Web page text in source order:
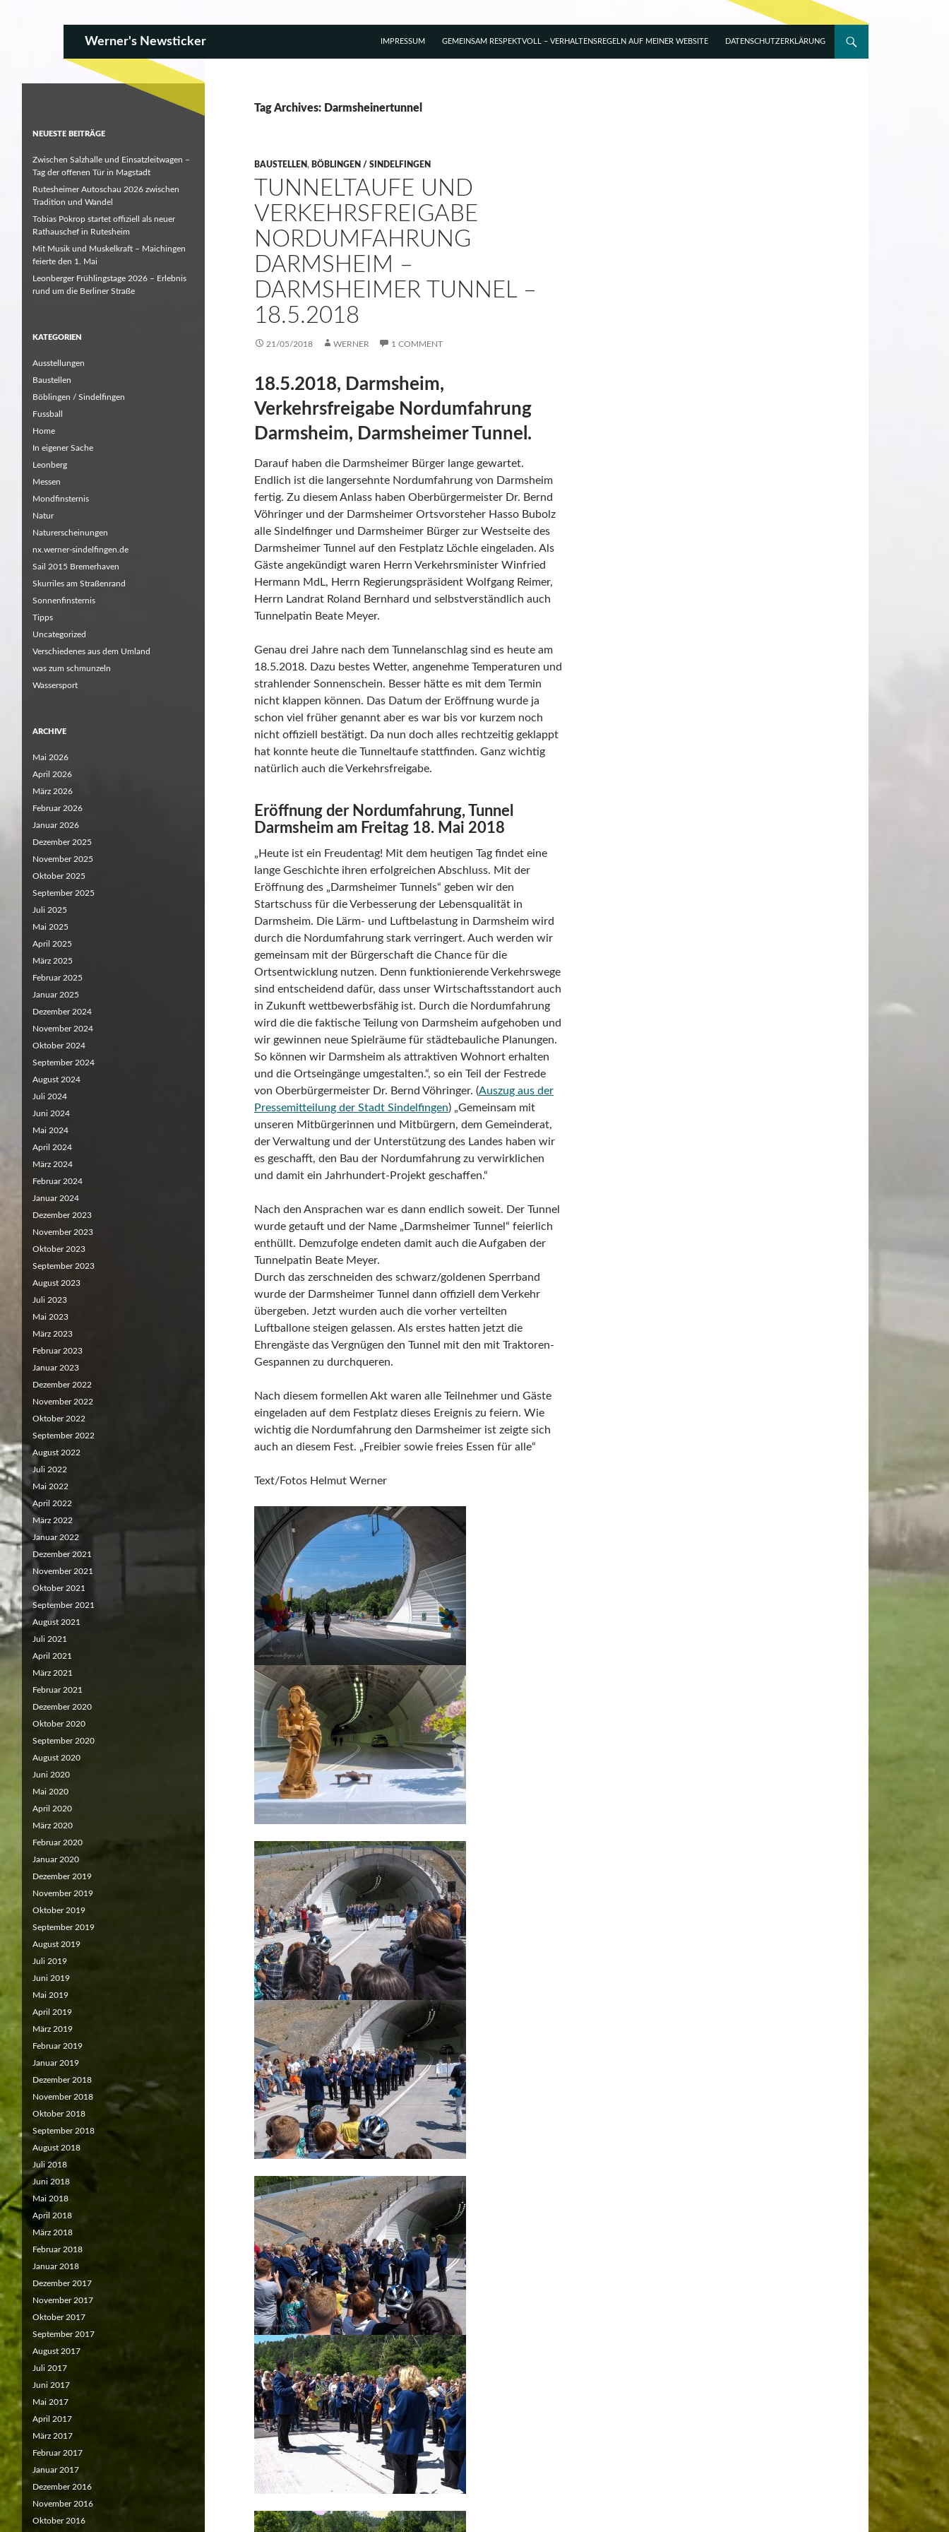
Werner's Newsticker
DATENSCHUTZERKLÄRUNG
GEMEINSAM RESPEKTVOLL – VERHALTENSREGELN AUF MEINER WEBSITE
IMPRESSUM
Tag Archives: Darmsheinertunnel
BAUSTELLEN, BÖBLINGEN / SINDELFINGEN
TUNNELTAUFE UND
VERKEHRSFREIGABE
NORDUMFAHRUNG
DARMSHEIM –
DARMSHEIMER TUNNEL –
18.5.2018
21/05/2018 WERNER 1 COMMENT
18.5.2018, Darmsheim,
Verkehrsfreigabe Nordumfahrung
Darmsheim, Darmsheimer Tunnel.
Darauf haben die Darmsheimer Bürger lange gewartet.
Endlich ist die langersehnte Nordumfahrung von Darmsheim
fertig. Zu diesem Anlass haben Oberbürgermeister Dr. Bernd
Vöhringer und der Darmsheimer Ortsvorsteher Hasso Bubolz
alle Sindelfinger und Darmsheimer Bürger zur Westseite des
Darmsheimer Tunnel auf den Festplatz Löchle eingeladen. Als
Gäste angekündigt waren Herrn Verkehrsminister Winfried
Hermann MdL, Herrn Regierungspräsident Wolfgang Reimer,
Herrn Landrat Roland Bernhard und selbstverständlich auch
Tunnelpatin Beate Meyer.
Genau drei Jahre nach dem Tunnelanschlag sind es heute am
18.5.2018. Dazu bestes Wetter, angenehme Temperaturen und
strahlender Sonnenschein. Besser hätte es mit dem Termin
nicht klappen können. Das Datum der Eröffnung wurde ja
schon viel früher genannt aber es war bis vor kurzem noch
nicht offiziell bestätigt. Da nun doch alles rechtzeitig geklappt
hat konnte heute die Tunneltaufe stattfinden. Ganz wichtig
natürlich auch die Verkehrsfreigabe.
Eröffnung der Nordumfahrung, Tunnel
Darmsheim am Freitag 18. Mai 2018
„Heute ist ein Freudentag! Mit dem heutigen Tag findet eine
lange Geschichte ihren erfolgreichen Abschluss. Mit der
Eröffnung des „Darmsheimer Tunnels“ geben wir den
Startschuss für die Verbesserung der Lebensqualität in
Darmsheim. Die Lärm- und Luftbelastung in Darmsheim wird
durch die Nordumfahrung stark verringert. Auch werden wir
gemeinsam mit der Bürgerschaft die Chance für die
Ortsentwicklung nutzen. Denn funktionierende Verkehrswege
sind entscheidend dafür, dass unser Wirtschaftsstandort auch
in Zukunft wettbewerbsfähig ist. Durch die Nordumfahrung
wird die die faktische Teilung von Darmsheim aufgehoben und
wir gewinnen neue Spielräume für städtebauliche Planungen.
So können wir Darmsheim als attraktiven Wohnort erhalten
und die Ortseingänge umgestalten.“, so ein Teil der Festrede
von Oberbürgermeister Dr. Bernd Vöhringer. (Auszug aus der
Pressemitteilung der Stadt Sindelfingen) „Gemeinsam mit
unseren Mitbürgerinnen und Mitbürgern, dem Gemeinderat,
der Verwaltung und der Unterstützung des Landes haben wir
es geschafft, den Bau der Nordumfahrung zu verwirklichen
und damit ein Jahrhundert-Projekt geschaffen.“
Nach den Ansprachen war es dann endlich soweit. Der Tunnel
wurde getauft und der Name „Darmsheimer Tunnel“ feierlich
enthüllt. Demzufolge endeten damit auch die Aufgaben der
Tunnelpatin Beate Meyer.
Durch das zerschneiden des schwarz/goldenen Sperrband
wurde der Darmsheimer Tunnel dann offiziell dem Verkehr
übergeben. Jetzt wurden auch die vorher verteilten
Luftballone steigen gelassen. Als erstes hatten jetzt die
Ehrengäste das Vergnügen den Tunnel mit den mit Traktoren-
Gespannen zu durchqueren.
Nach diesem formellen Akt waren alle Teilnehmer und Gäste
eingeladen auf dem Festplatz dieses Ereignis zu feiern. Wie
wichtig die Nordumfahrung den Darmsheimer ist zeigte sich
auch an diesem Fest. „Freibier sowie freies Essen für alle“
Text/Fotos Helmut Werner
NEUESTE BEITRÄGE
Zwischen Salzhalle und Einsatzleitwagen –
Tag der offenen Tür in Magstadt
Rutesheimer Autoschau 2026 zwischen
Tradition und Wandel
Tobias Pokrop startet offiziell als neuer
Rathauschef in Rutesheim
Mit Musik und Muskelkraft – Maichingen
feierte den 1. Mai
Leonberger Frühlingstage 2026 – Erlebnis
rund um die Berliner Straße
KATEGORIEN
Ausstellungen
Baustellen
Böblingen / Sindelfingen
Fussball
Home
In eigener Sache
Leonberg
Messen
Mondfinsternis
Natur
Naturerscheinungen
nx.werner-sindelfingen.de
Sail 2015 Bremerhaven
Skurriles am Straßenrand
Sonnenfinsternis
Tipps
Uncategorized
Verschiedenes aus dem Umland
was zum schmunzeln
Wassersport
ARCHIVE
Mai 2026
April 2026
März 2026
Februar 2026
Januar 2026
Dezember 2025
November 2025
Oktober 2025
September 2025
Juli 2025
Mai 2025
April 2025
März 2025
Februar 2025
Januar 2025
Dezember 2024
November 2024
Oktober 2024
September 2024
August 2024
Juli 2024
Juni 2024
Mai 2024
April 2024
März 2024
Februar 2024
Januar 2024
Dezember 2023
November 2023
Oktober 2023
September 2023
August 2023
Juli 2023
Mai 2023
März 2023
Februar 2023
Januar 2023
Dezember 2022
November 2022
Oktober 2022
September 2022
August 2022
Juli 2022
Mai 2022
April 2022
März 2022
Januar 2022
Dezember 2021
November 2021
Oktober 2021
September 2021
August 2021
Juli 2021
April 2021
März 2021
Februar 2021
Dezember 2020
Oktober 2020
September 2020
August 2020
Juni 2020
Mai 2020
April 2020
März 2020
Februar 2020
Januar 2020
Dezember 2019
November 2019
Oktober 2019
September 2019
August 2019
Juli 2019
Juni 2019
Mai 2019
April 2019
März 2019
Februar 2019
Januar 2019
Dezember 2018
November 2018
Oktober 2018
September 2018
August 2018
Juli 2018
Juni 2018
Mai 2018
April 2018
März 2018
Februar 2018
Januar 2018
Dezember 2017
November 2017
Oktober 2017
September 2017
August 2017
Juli 2017
Juni 2017
Mai 2017
April 2017
März 2017
Februar 2017
Januar 2017
Dezember 2016
November 2016
Oktober 2016